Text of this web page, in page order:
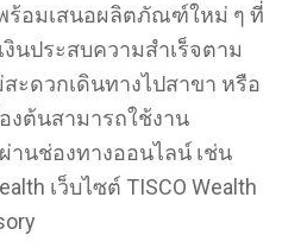
ร้อมเสนอผลิตภัณฑ์ใหม่ ๆ ที่
นประสบความสำเร็จตาม
ะดวกเดินทางไปสาขา หรือ
งต้นสามารถใช้งาน
านช่องทางออนไลน์ เช่น
เว็บไซต์ TISCO Wealth